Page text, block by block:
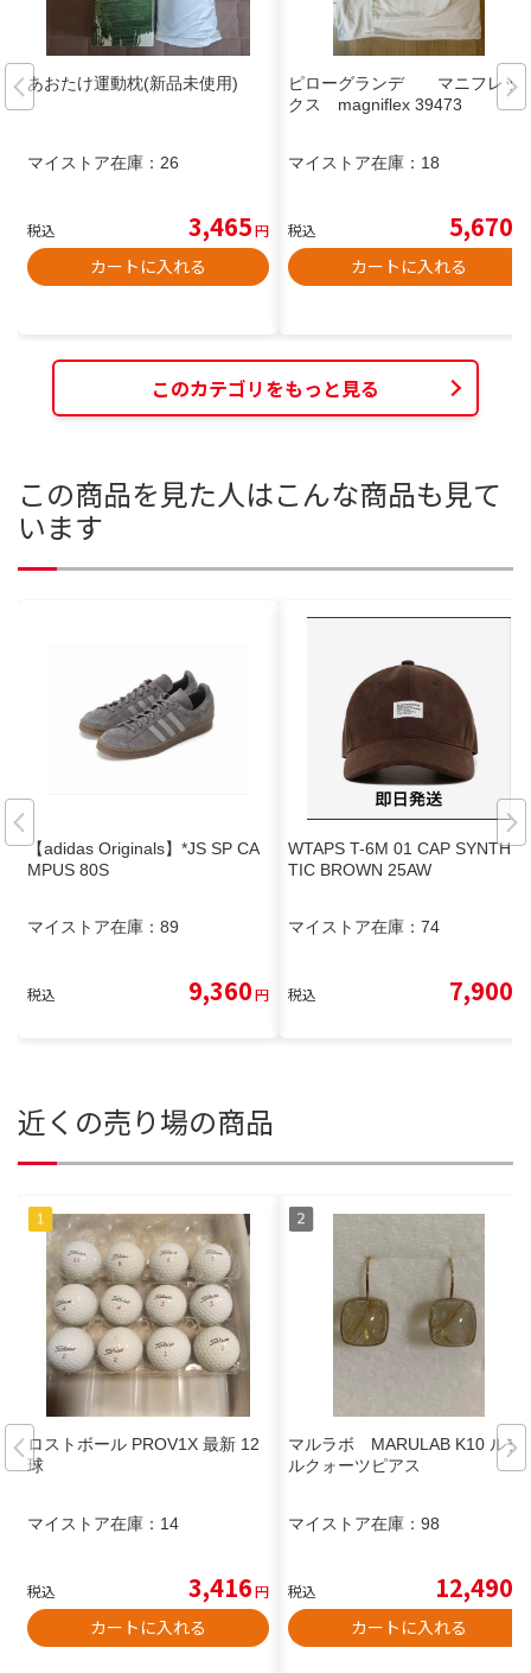
あおたけ運動枕(新品未使用)
マイストア在庫： 26
税込 3,465円
カートに入れる
ピローグランデ マニフレッ
クス magniflex 39473
マイストア在庫： 18
税込 5,670
カートに入れる
このカテゴリをもっと見る
この商品を見た人はこんな商品も見て
います
【adidas Originals】*JS SP CA
MPUS 80S
マイストア在庫： 89
税込 9,360円
WTAPS T-6M 01 CAP SYNTHE
TIC BROWN 25AW
マイストア在庫： 74
税込 7,900
近くの売り場の商品
ロストボール PROV1X 最新 12
球
マイストア在庫： 14
税込 3,416円
カートに入れる
マルラボ MARULAB K10 ルチ
ルクォーツピアス
マイストア在庫： 98
税込 12,490
カートに入れる